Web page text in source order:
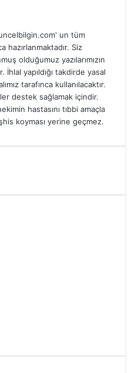
un tüm
hazırlanmaktadır. Siz
olduğumuz yazılarımızın
İhlal yapıldığı takdirde yasal
tarafınca kullanılacaktır.
destek sağlamak içindir.
hastasını tıbbi amaçla
koyması yerine geçmez.